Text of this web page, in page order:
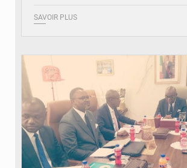
SAVOIR PLUS